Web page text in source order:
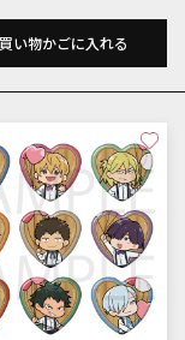
買い物かごに入れる